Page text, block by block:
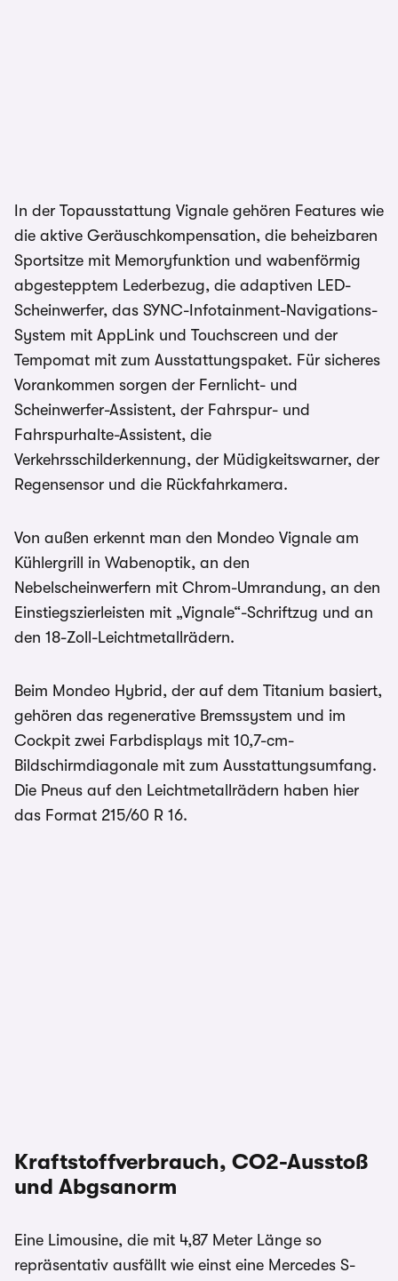
In der Topausstattung Vignale gehören Features wie
die aktive Geräuschkompensation, die beheizbaren
Sportsitze mit Memoryfunktion und wabenförmig
abgestepptem Lederbezug, die adaptiven LED-
Scheinwerfer, das SYNC-Infotainment-Navigations-
System mit AppLink und Touchscreen und der
Tempomat mit zum Ausstattungspaket. Für sicheres
Vorankommen sorgen der Fernlicht- und
Scheinwerfer-Assistent, der Fahrspur- und
Fahrspurhalte-Assistent, die
Verkehrsschilderkennung, der Müdigkeitswarner, der
Regensensor und die Rückfahrkamera.
Von außen erkennt man den Mondeo Vignale am
Kühlergrill in Wabenoptik, an den
Nebelscheinwerfern mit Chrom-Umrandung, an den
Einstiegszierleisten mit „Vignale“-Schriftzug und an
den 18-Zoll-Leichtmetallrädern.
Beim Mondeo Hybrid, der auf dem Titanium basiert,
gehören das regenerative Bremssystem und im
Cockpit zwei Farbdisplays mit 10,7-cm-
Bildschirmdiagonale mit zum Ausstattungsumfang.
Die Pneus auf den Leichtmetallrädern haben hier
das Format 215/60 R 16.
Kraftstoffverbrauch, CO2-Ausstoß
und Abgsanorm
Eine Limousine, die mit 4,87 Meter Länge so
repräsentativ ausfällt wie einst eine Mercedes S-